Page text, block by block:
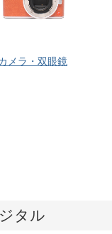
メラ・双眼鏡
タル